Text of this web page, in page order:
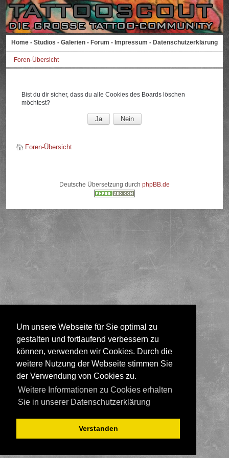
Um unsere Webseite für Sie optimal zu
gestalten und fortlaufend verbessern zu
können, verwenden wir Cookies. Durch die
weitere Nutzung der Webseite stimmen Sie
der Verwendung von Cookies zu.
Weitere Informationen zu Cookies erhalten
Sie in unserer Datenschutzerklärung
Verstanden
Home - Studios - Galerien - Forum - Impressum - Datenschutzerklärung
Foren-Übersicht
Bist du dir sicher, dass du alle Cookies des Boards löschen
möchtest?
Foren-Übersicht
Deutsche Übersetzung durch phpBB.de